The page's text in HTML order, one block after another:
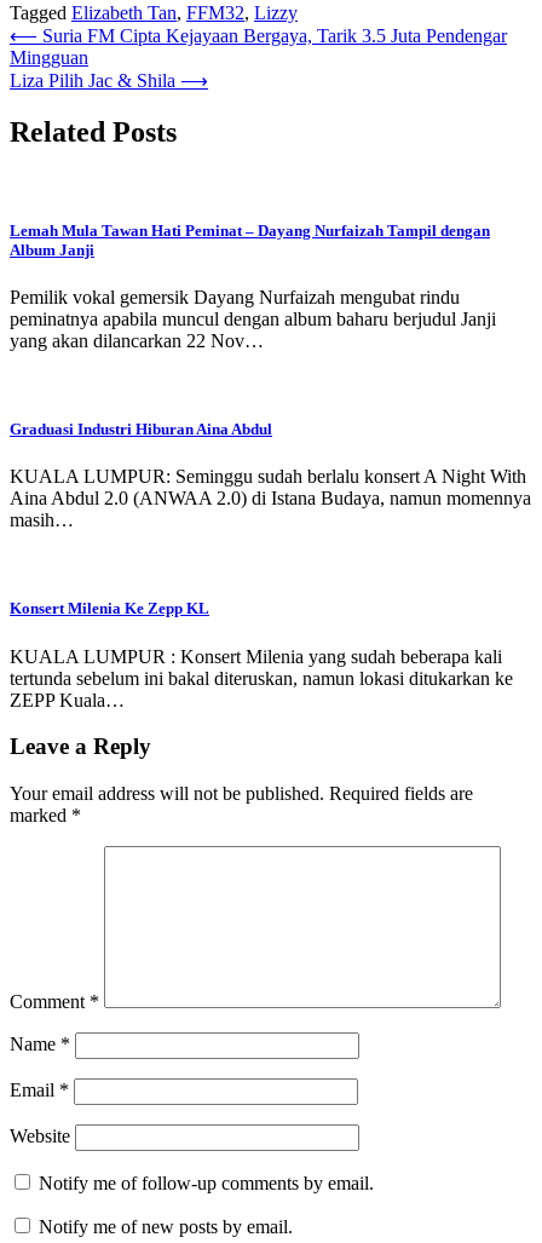
Tagged Elizabeth Tan, FFM32, Lizzy
Post
navigation
⟵ Suria FM Cipta Kejayaan Bergaya, Tarik 3.5 Juta Pendengar
Mingguan
Liza Pilih Jac & Shila ⟶
Related Posts
Lemah Mula Tawan Hati Peminat – Dayang Nurfaizah Tampil dengan
Album Janji
Pemilik vokal gemersik Dayang Nurfaizah mengubat rindu
peminatnya apabila muncul dengan album baharu berjudul Janji
yang akan dilancarkan 22 Nov…
Graduasi Industri Hiburan Aina Abdul
KUALA LUMPUR: Seminggu sudah berlalu konsert A Night With
Aina Abdul 2.0 (ANWAA 2.0) di Istana Budaya, namun momennya
masih…
Konsert Milenia Ke Zepp KL
KUALA LUMPUR : Konsert Milenia yang sudah beberapa kali
tertunda sebelum ini bakal diteruskan, namun lokasi ditukarkan ke
ZEPP Kuala…
Leave a Reply
Your email address will not be published. Required fields are
marked *
Comment *
Name *
Email *
Website
Notify me of follow-up comments by email.
Notify me of new posts by email.